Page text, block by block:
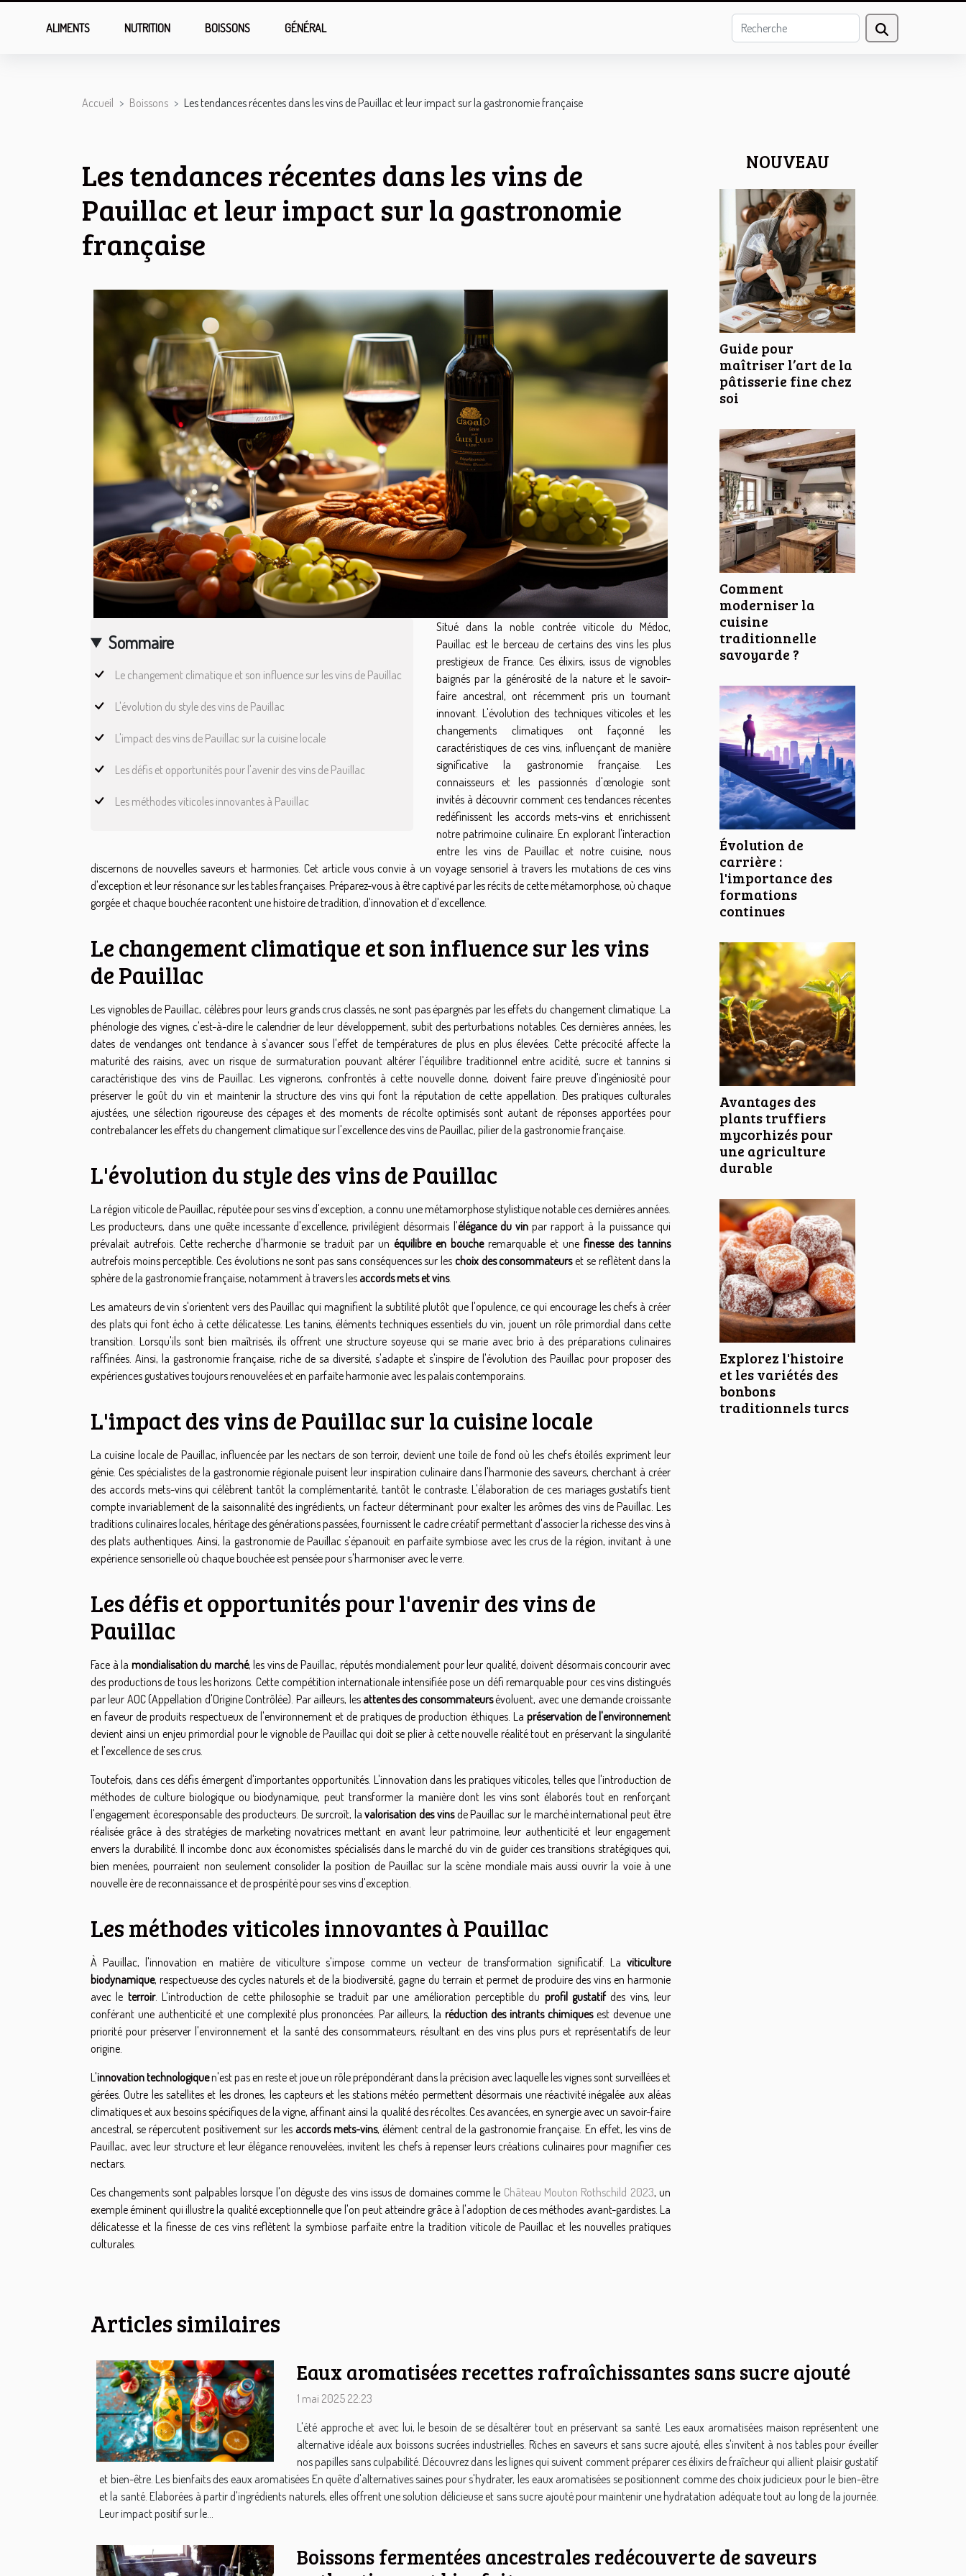
ALIMENTS NUTRITION BOISSONS GÉNÉRAL
Accueil Boissons Les tendances récentes dans les vins de Pauillac et leur impact sur la gastronomie française
Les tendances récentes dans les vins de
Pauillac et leur impact sur la gastronomie
française
Sommaire
Le changement climatique et son influence sur les vins de Pauillac
L'évolution du style des vins de Pauillac
L'impact des vins de Pauillac sur la cuisine locale
Les défis et opportunités pour l'avenir des vins de Pauillac
Les méthodes viticoles innovantes à Pauillac
Situé dans la noble contrée viticole du Médoc,
Pauillac est le berceau de certains des vins les plus
prestigieux de France. Ces élixirs, issus de vignobles
baignés par la générosité de la nature et le savoir-
faire ancestral, ont récemment pris un tournant
innovant. L'évolution des techniques viticoles et les
changements climatiques ont façonné les
caractéristiques de ces vins, influençant de manière
significative la gastronomie française. Les
connaisseurs et les passionnés d'œnologie sont
invités à découvrir comment ces tendances récentes
redéfinissent les accords mets-vins et enrichissent
notre patrimoine culinaire. En explorant l'interaction
entre les vins de Pauillac et notre cuisine, nous
discernons de nouvelles saveurs et harmonies. Cet article vous convie à un voyage sensoriel à travers les mutations de ces vins
d'exception et leur résonance sur les tables françaises. Préparez-vous à être captivé par les récits de cette métamorphose, où chaque
gorgée et chaque bouchée racontent une histoire de tradition, d'innovation et d'excellence.
Le changement climatique et son influence sur les vins
de Pauillac
Les vignobles de Pauillac, célèbres pour leurs grands crus classés, ne sont pas épargnés par les effets du changement climatique. La
phénologie des vignes, c'est-à-dire le calendrier de leur développement, subit des perturbations notables. Ces dernières années, les
dates de vendanges ont tendance à s'avancer sous l'effet de températures de plus en plus élevées. Cette précocité affecte la
maturité des raisins, avec un risque de surmaturation pouvant altérer l'équilibre traditionnel entre acidité, sucre et tannins si
caractéristique des vins de Pauillac. Les vignerons, confrontés à cette nouvelle donne, doivent faire preuve d'ingéniosité pour
préserver le goût du vin et maintenir la structure des vins qui font la réputation de cette appellation. Des pratiques culturales
ajustées, une sélection rigoureuse des cépages et des moments de récolte optimisés sont autant de réponses apportées pour
contrebalancer les effets du changement climatique sur l'excellence des vins de Pauillac, pilier de la gastronomie française.
L'évolution du style des vins de Pauillac
La région viticole de Pauillac, réputée pour ses vins d'exception, a connu une métamorphose stylistique notable ces dernières années.
Les producteurs, dans une quête incessante d'excellence, privilégient désormais l'élégance du vinpar rapport à la puissance qui
prévalait autrefois. Cette recherche d'harmonie se traduit par un équilibre en boucheremarquable et une finesse des tannins
autrefois moins perceptible. Ces évolutions ne sont pas sans conséquences sur les choix des consommateurset se reflètent dans la
sphère de la gastronomie française, notamment à travers les accords mets et vins.
Les amateurs de vin s'orientent vers des Pauillac qui magnifient la subtilité plutôt que l'opulence, ce qui encourage les chefs à créer
des plats qui font écho à cette délicatesse. Les tanins, éléments techniques essentiels du vin, jouent un rôle primordial dans cette
transition. Lorsqu'ils sont bien maîtrisés, ils offrent une structure soyeuse qui se marie avec brio à des préparations culinaires
raffinées. Ainsi, la gastronomie française, riche de sa diversité, s'adapte et s'inspire de l'évolution des Pauillac pour proposer des
expériences gustatives toujours renouvelées et en parfaite harmonie avec les palais contemporains.
L'impact des vins de Pauillac sur la cuisine locale
La cuisine locale de Pauillac, influencée par les nectars de son terroir, devient une toile de fond où les chefs étoilés expriment leur
génie. Ces spécialistes de la gastronomie régionale puisent leur inspiration culinaire dans l'harmonie des saveurs, cherchant à créer
des accords mets-vins qui célèbrent tantôt la complémentarité, tantôt le contraste. L'élaboration de ces mariages gustatifs tient
compte invariablement de la saisonnalité des ingrédients, un facteur déterminant pour exalter les arômes des vins de Pauillac. Les
traditions culinaires locales, héritage des générations passées, fournissent le cadre créatif permettant d'associer la richesse des vins à
des plats authentiques. Ainsi, la gastronomie de Pauillac s'épanouit en parfaite symbiose avec les crus de la région, invitant à une
expérience sensorielle où chaque bouchée est pensée pour s'harmoniser avec le verre.
Les défis et opportunités pour l'avenir des vins de
Pauillac
Face à la mondialisation du marché, les vins de Pauillac, réputés mondialement pour leur qualité, doivent désormais concourir avec
des productions de tous les horizons. Cette compétition internationale intensifiée pose un défi remarquable pour ces vins distingués
par leur AOC (Appellation d'Origine Contrôlée). Par ailleurs, les attentes des consommateursévoluent, avec une demande croissante
en faveur de produits respectueux de l'environnement et de pratiques de production éthiques. La préservation de l'environnement
devient ainsi un enjeu primordial pour le vignoble de Pauillac qui doit se plier à cette nouvelle réalité tout en préservant la singularité
et l'excellence de ses crus.
Toutefois, dans ces défis émergent d'importantes opportunités. L'innovation dans les pratiques viticoles, telles que l'introduction de
méthodes de culture biologique ou biodynamique, peut transformer la manière dont les vins sont élaborés tout en renforçant
l'engagement écoresponsable des producteurs. De surcroît, lavalorisation des vinsde Pauillac sur le marché international peut être
réalisée grâce à des stratégies de marketing novatrices mettant en avant leur patrimoine, leur authenticité et leur engagement
envers la durabilité. Il incombe donc aux économistes spécialisés dans le marché du vin de guider ces transitions stratégiques qui,
bien menées, pourraient non seulement consolider la position de Pauillac sur la scène mondiale mais aussi ouvrir la voie à une
nouvelle ère de reconnaissance et de prospérité pour ses vins d'exception.
Les méthodes viticoles innovantes à Pauillac
À Pauillac, l'innovation en matière de viticulture s'impose comme un vecteur de transformation significatif. La viticulture
biodynamique, respectueuse des cycles naturels et de la biodiversité, gagne du terrain et permet de produire des vins en harmonie
avec le terroir. L'introduction de cette philosophie se traduit par une amélioration perceptible du profil gustatifdes vins, leur
conférant une authenticité et une complexité plus prononcées. Par ailleurs, laréduction des intrants chimiquesest devenue une
priorité pour préserver l'environnement et la santé des consommateurs, résultant en des vins plus purs et représentatifs de leur
origine.
L'innovation technologiquen'est pas en reste et joue un rôle prépondérant dans la précision avec laquelle les vignes sont surveillées et
gérées. Outre les satellites et les drones, les capteurs et les stations météo permettent désormais une réactivité inégalée aux aléas
climatiques et aux besoins spécifiques de la vigne, affinant ainsi la qualité des récoltes. Ces avancées, en synergie avec un savoir-faire
ancestral, se répercutent positivement sur les accords mets-vins, élément central de la gastronomie française. En effet, les vins de
Pauillac, avec leur structure et leur élégance renouvelées, invitent les chefs à repenser leurs créations culinaires pour magnifier ces
nectars.
Ces changements sont palpables lorsque l'on déguste des vins issus de domaines comme le Château Mouton Rothschild 2023, un
exemple éminent qui illustre la qualité exceptionnelle que l'on peut atteindre grâce à l'adoption de ces méthodes avant-gardistes. La
délicatesse et la finesse de ces vins reflètent la symbiose parfaite entre la tradition viticole de Pauillac et les nouvelles pratiques
culturales.
NOUVEAU
Guide pour
maîtriser l’art de la
pâtisserie fine chez
soi
Comment
moderniser la
cuisine
traditionnelle
savoyarde ?
Évolution de
carrière :
l'importance des
formations
continues
Avantages des
plants truffiers
mycorhizés pour
une agriculture
durable
Explorez l'histoire
et les variétés des
bonbons
traditionnels turcs
Articles similaires
Eaux aromatisées recettes rafraîchissantes sans sucre ajouté
1 mai 2025 22:23
L'été approche et avec lui, le besoin de se désaltérer tout en préservant sa santé. Les eaux aromatisées maison représentent une
alternative idéale aux boissons sucrées industrielles. Riches en saveurs et sans sucre ajouté, elles s'invitent à nos tables pour éveiller
nos papilles sans culpabilité. Découvrez dans les lignes qui suivent comment préparer ces élixirs de fraîcheur qui allient plaisir gustatif
et bien-être. Les bienfaits des eaux aromatisées En quête d'alternatives saines pour s'hydrater, les eaux aromatisées se positionnent comme des choix judicieux pour le bien-être
et la santé. Elaborées à partir d'ingrédients naturels, elles offrent une solution délicieuse et sans sucre ajouté pour maintenir une hydratation adéquate tout au long de la journée.
Leur impact positif sur le...
Boissons fermentées ancestrales redécouverte de saveurs